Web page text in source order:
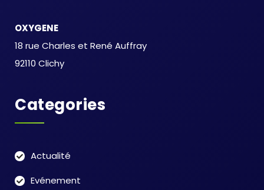
OXYGENE
18 rue Charles et René Auffray
92110 Clichy
Categories
Actualité
Evénement